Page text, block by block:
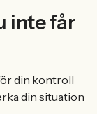
inte får
din kontroll
din situation